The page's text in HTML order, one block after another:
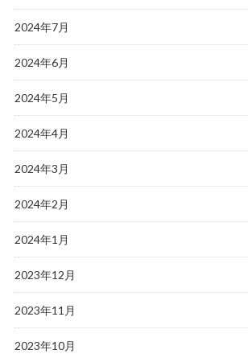
2024年7月
2024年6月
2024年5月
2024年4月
2024年3月
2024年2月
2024年1月
2023年12月
2023年11月
2023年10月